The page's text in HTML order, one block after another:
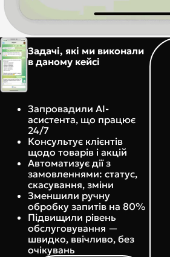
Задачі, які ми виконали
в даному кейсі
Запровадили AI-
асистента, що працює
24/7
Консультує клієнтів
щодо товарів і акцій
Автоматизує дії з
замовленнями: статус,
скасування, зміни
Зменшили ручну
обробку запитів на 80%
Підвищили рівень
обслуговування —
швидко, ввічливо, без
очікувань